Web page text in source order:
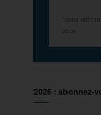
*nous
vous
2026 : abonnez-